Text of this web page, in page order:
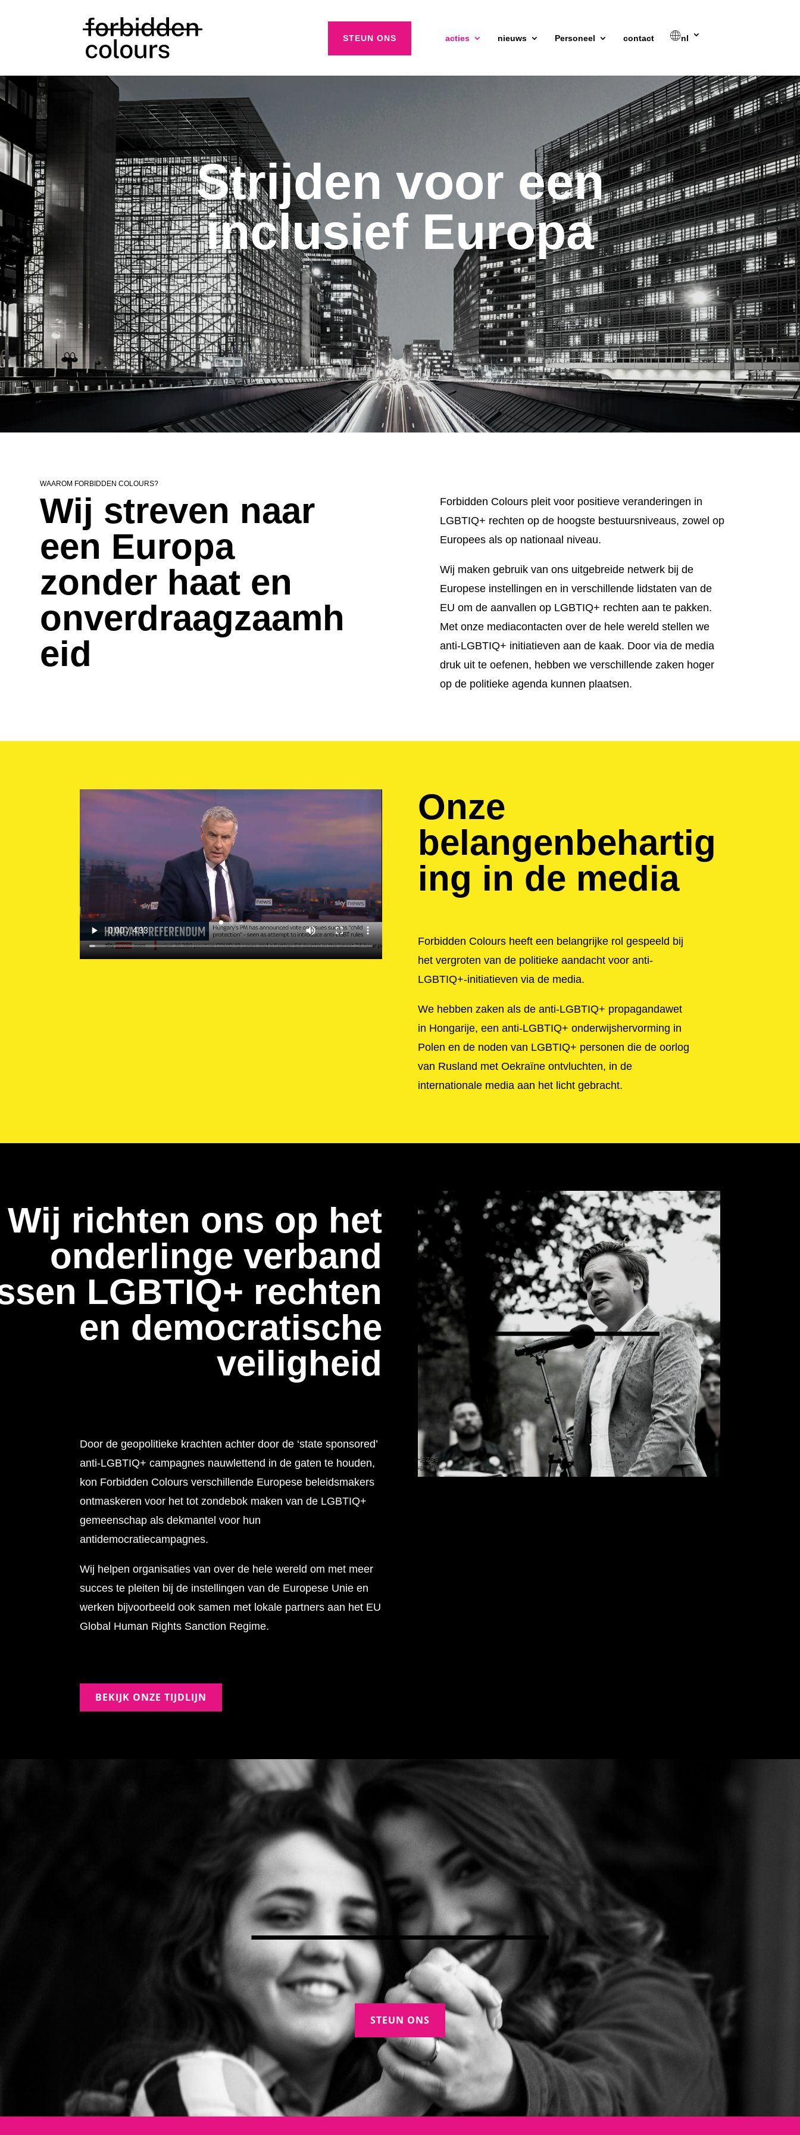
STEUN ONS acties nieuws Personeel contact nl
Strijden voor een
inclusief Europa
WAAROM FORBIDDEN COLOURS?
Wij streven naar
een Europa
zonder haat en
onverdraagzaamh
eid
Forbidden Colours pleit voor positieve veranderingen in
LGBTIQ+ rechten op de hoogste bestuursniveaus, zowel op
Europees als op nationaal niveau.
Wij maken gebruik van ons uitgebreide netwerk bij de
Europese instellingen en in verschillende lidstaten van de
EU om de aanvallen op LGBTIQ+ rechten aan te pakken.
Met onze mediacontacten over de hele wereld stellen we
anti-LGBTIQ+ initiatieven aan de kaak. Door via de media
druk uit te oefenen, hebben we verschillende zaken hoger
op de politieke agenda kunnen plaatsen.
Onze
belangenbehartig
ing in de media
Forbidden Colours heeft een belangrijke rol gespeeld bij
het vergroten van de politieke aandacht voor anti-
LGBTIQ+-initiatieven via de media.
We hebben zaken als de anti-LGBTIQ+ propagandawet
in Hongarije, een anti-LGBTIQ+ onderwijshervorming in
Polen en de noden van LGBTIQ+ personen die de oorlog
van Rusland met Oekraïne ontvluchten, in de
internationale media aan het licht gebracht.
Wij richten ons op het
onderlinge verband
LGBTIQ+ rechten
en democratische
veiligheid
Door de geopolitieke krachten achter door de ‘state sponsored’
anti-LGBTIQ+ campagnes nauwlettend in de gaten te houden,
kon Forbidden Colours verschillende Europese beleidsmakers
ontmaskeren voor het tot zondebok maken van de LGBTIQ+
gemeenschap als dekmantel voor hun
antidemocratiecampagnes.
Wij helpen organisaties van over de hele wereld om met meer
succes te pleiten bij de instellingen van de Europese Unie en
werken bijvoorbeeld ook samen met lokale partners aan het EU
Global Human Rights Sanction Regime.
BEKIJK ONZE TIJDLIJN
STEUN ONS